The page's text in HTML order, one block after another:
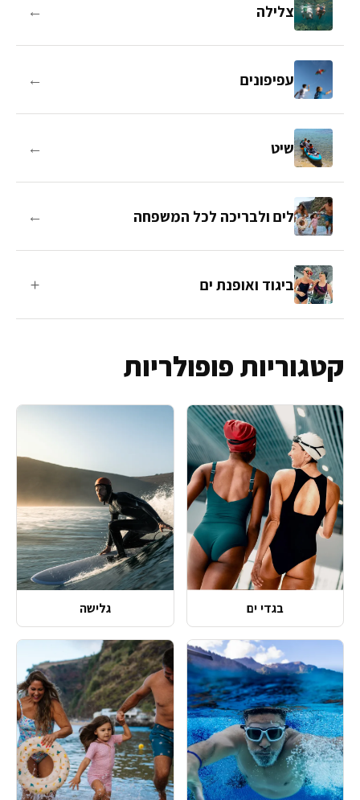
צלילה ←
עפיפונים ←
שיט ←
לים ולבריכה לכל המשפחה ←
ביגוד ואופנת ים ＋
קטגוריות פופולריות
בגדי ים גלישה